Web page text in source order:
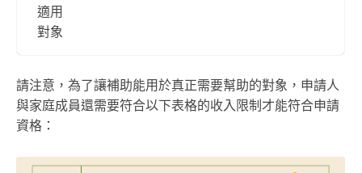
適用
對象
請注意，為了讓補助能用於真正需要幫助的對象，申請人
與家庭成員還需要符合以下表格的收入限制才能符合申請
資格：